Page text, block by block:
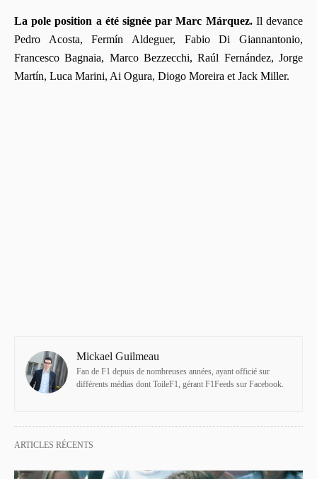
La pole position a été signée par Marc Márquez.Il devance
Pedro Acosta, Fermín Aldeguer, Fabio Di Giannantonio,
Francesco Bagnaia, Marco Bezzecchi, Raúl Fernández, Jorge
Martín, Luca Marini, Ai Ogura, Diogo Moreira et Jack Miller.
Mickael Guilmeau
Fan de F1 depuis de nombreuses années, ayant officié sur
différents médias dont ToileF1, gérant F1Feeds sur Facebook.
ARTICLES RÉCENTS